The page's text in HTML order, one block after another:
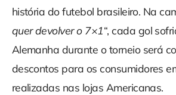
história do futebol brasileiro. Na
quer devolver o 7×1“, cada gol
Alemanha durante o torneio será
descontos para os consumidores
realizadas nas lojas Americanas.